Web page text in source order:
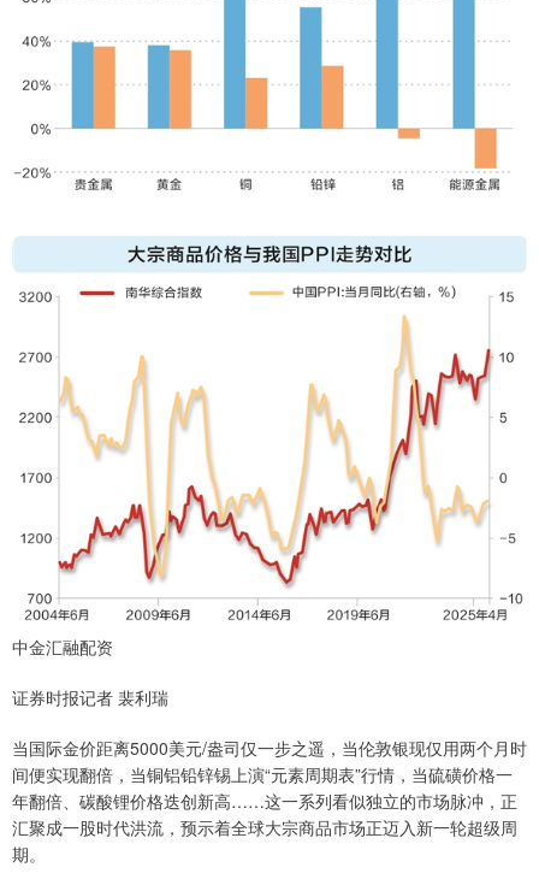
中金汇融配资
证券时报记者 裴利瑞
当国际金价距离5000美元/盎司仅一步之遥，当伦敦银现仅用两个月时
间便实现翻倍，当铜铝铅锌锡上演“元素周期表”行情，当硫磺价格一
年翻倍、碳酸锂价格迭创新高……这一系列看似独立的市场脉冲，正
汇聚成一股时代洪流，预示着全球大宗商品市场正迈入新一轮超级周
期。